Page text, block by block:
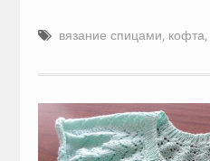
вязание спицами, кофта,